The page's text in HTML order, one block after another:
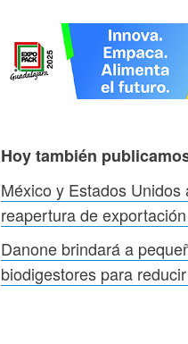
Hoy también
México y Estados
reapertura de
Danone brindará a
biodigestores para